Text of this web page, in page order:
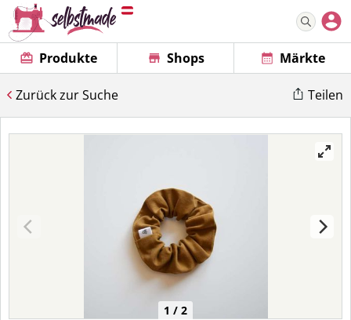
Produkte Shops Märkte
Zurück zur Suche Teilen
1 / 2